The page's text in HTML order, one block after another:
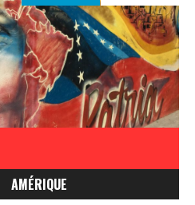
AMÉRIQUE